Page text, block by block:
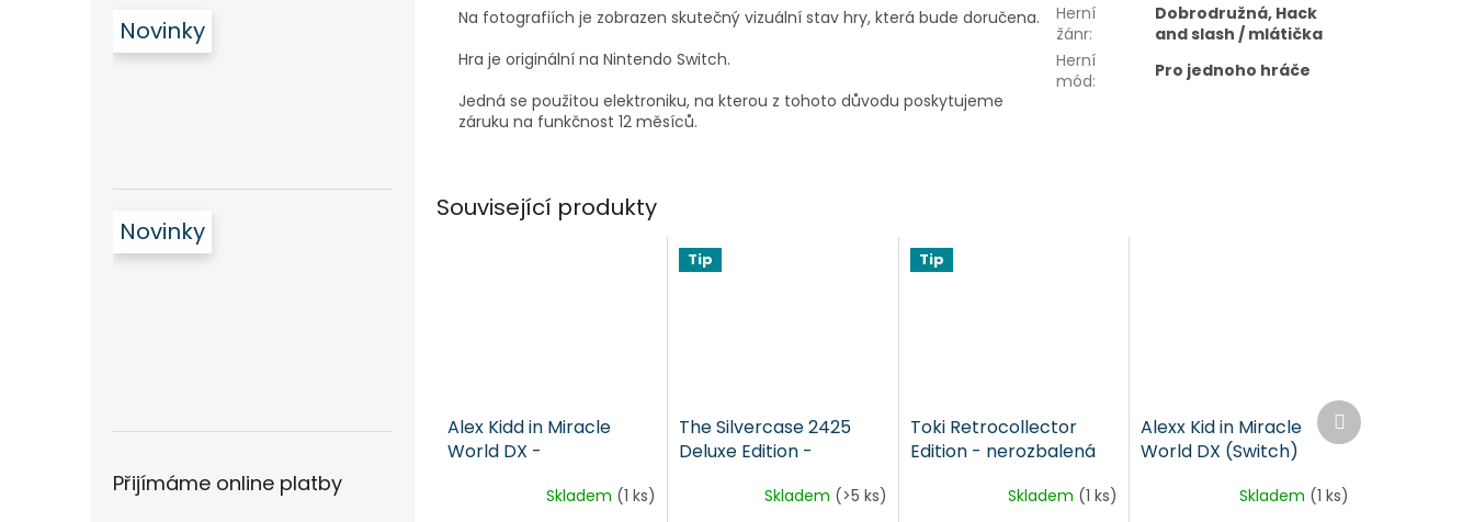
Novinky
Novinky
Přijímáme online platby
Na fotografiích je zobrazen skutečný vizuální stav hry, která bude doručena.
Hra je originální na Nintendo Switch.
Jedná se použitou elektroniku, na kterou z tohoto důvodu poskytujeme
záruku na funkčnost 12 měsíců.
Herní
žánr:
Dobrodružná, Hack
and slash / mlátička
Herní
mód: Pro jednoho hráče
Související produkty
Alex Kidd in Miracle
World DX -
Skladem (1 ks)
Tip
The Silvercase 2425
Deluxe Edition -
Skladem (>5 ks)
Tip
Toki Retrocollector
Edition - nerozbalená
Skladem (1 ks)
Alexx Kid in Miracle
World DX (Switch)
Skladem (1 ks)
Další
produkt